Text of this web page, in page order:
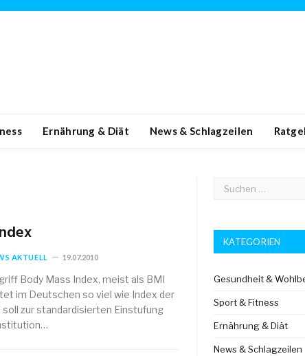
Ernährung & Diät News & Schlagzeilen
AKTUELL 19.07.2010
Body Mass Index, meist als BMI
im Deutschen so viel wie Index der
soll zur standardisierten Einstufung
KATEGORIEN
Gesundheit &
Sport & Fitness
Ernährung & Diät
News & Schlagzeilen